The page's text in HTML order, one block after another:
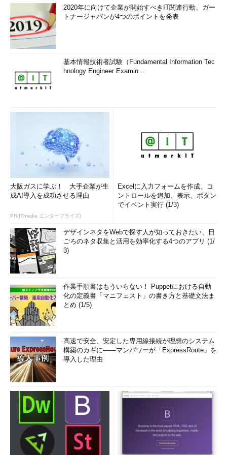
2020年に向けて企業が開始すべきIT関連行動、ガー
トナージャパンが4つのポイントを発表
基本情報技術者試験（Fundamental Information Tec
hnology Engineer Examin...
大阪ガスに学ぶ！ 大手企業が生
成AI導入を成功させる理由
PR(ITmedia エンタープライズ)
Excelに入力フォームを作成、コ
ントロールを追加、表示、ボタン
でイベント実行 (1/3)
デザインネタをWebで探す人が知っておきたい、日
ごろのネタ収集と活用を効率化する4つのアプリ (1/
3)
作業手順書はもういらない！ Puppetにおける自動
化の定義書「マニフェスト」の書き方と基礎文法ま
とめ (1/5)
高速で安全、安定した専用線接続が理想のシステム
構築のカギに――マンパワーが「ExpressRoute」を
導入した理由